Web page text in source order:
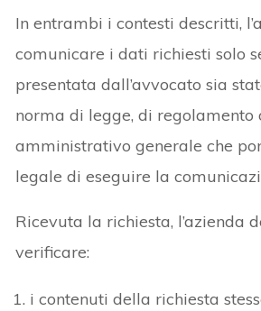
In entrambi i contesti descritti,
comunicare i dati richiesti solo
presentata dall’avvocato sia
norma di legge, di regolamento
amministrativo generale che
legale di eseguire la
Ricevuta la richiesta, l’azienda
verificare:
i contenuti della richiesta